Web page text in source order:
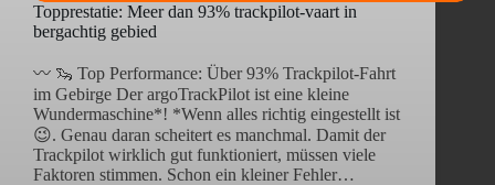
Topprestatie: Meer dan 93% trackpilot-vaart in
bergachtig gebied
〰️ 🦦 Top Performance: Über 93% Trackpilot-Fahrt
im Gebirge Der argoTrackPilot ist eine kleine
Wundermaschine*! *Wenn alles richtig eingestellt ist
😉. Genau daran scheitert es manchmal. Damit der
Trackpilot wirklich gut funktioniert, müssen viele
Faktoren stimmen. Schon ein kleiner Fehler…